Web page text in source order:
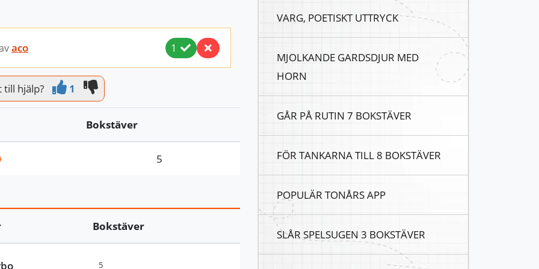
aco 1
hjälp? 1
Bokstäver
5
Bokstäver
5
VARG, POETISKT UTTRYCK
MJOLKANDE GARDSDJUR MED
HORN
GÅR PÅ RUTIN 7 BOKSTÄVER
FÖR TANKARNA TILL 8 BOKSTÄVER
POPULÄR TONÅRS APP
SLÅR SPELSUGEN 3 BOKSTÄVER